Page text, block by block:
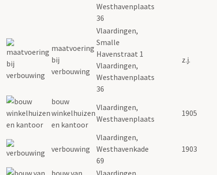
Westhavenplaats
36
maatvoering
bij
verbouwing
Vlaardingen,
Smalle
Havenstraat 1
Vlaardingen,
Westhavenplaats
36
z.j.
bouw
winkelhuizen
en kantoor
Vlaardingen,
Westhavenplaats
1905
verbouwing
Vlaardingen,
Westhavenkade
69
1903
bouw van
Vlaardingen,